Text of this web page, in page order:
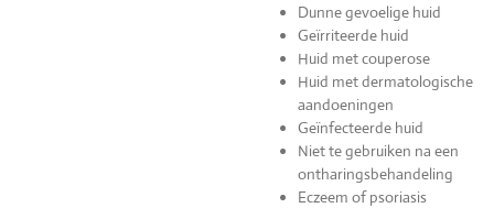
Dunne gevoelige huid
Geïrriteerde huid
Huid met couperose
Huid met dermatologische
aandoeningen
Geïnfecteerde huid
Niet te gebruiken na een
ontharingsbehandeling
Eczeem of psoriasis